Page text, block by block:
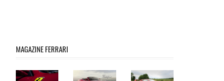
MAGAZINE FERRARI